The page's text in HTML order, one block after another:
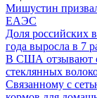
Мишустин призвал
ЕАЭС
Доля российских
года выросла в 7
В США отзывают
стеклянных
Связанному с